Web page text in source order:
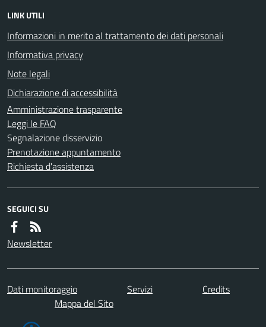
LINK UTILI
Informazioni in merito al trattamento dei dati personali
Informativa privacy
Note legali
Dichiarazione di accessibilità
Amministrazione trasparente
Leggi le FAQ
Segnalazione disservizio
Prenotazione appuntamento
Richiesta d'assistenza
SEGUICI SU
Newsletter
Dati monitoraggio Servizi
Credits
Mappa del Sito